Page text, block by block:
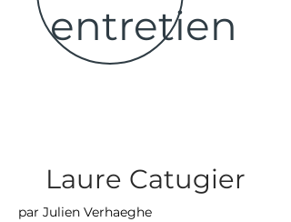
entretien
Laure Catugier
par Julien Verhaeghe